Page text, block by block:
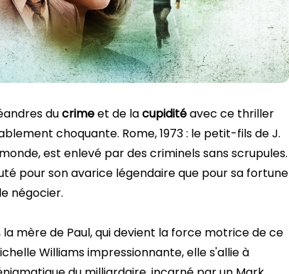
ducrimeet de lacupiditéavec ce thriller
choquante. Rome, 1973 : le petit-fils de J.
est enlevé par des criminels sans scrupules.
pour son avarice légendaire que pour sa fortune
négocier.
mère de Paul, qui devient la force motrice de ce
Williams impressionnante, elle s'allie à